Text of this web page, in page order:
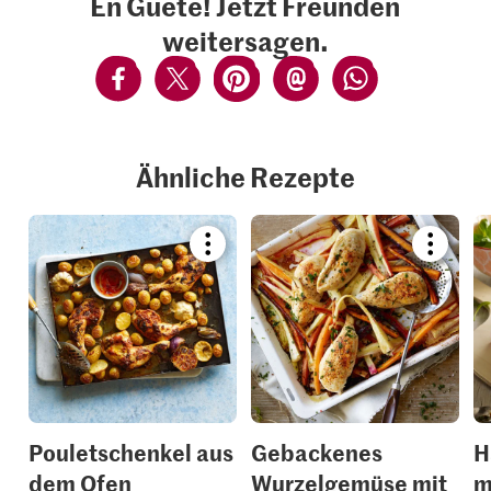
weitersagen.
Ähnliche Rezepte
Bookmark
recipe
or
add
it
to
your
collections.
Pouletschenkel aus
dem Ofen
recipe
or
add
it
to
your
Gebackenes
Wurzelgemüse mit